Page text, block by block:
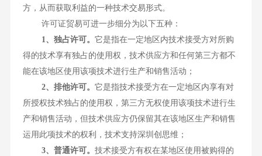
方，从而获取利益的一种技术交易形式。
许可证贸易可进一步细分为以下五种：
1、独占许可。它是指在一定地区内技术接受方对所购
得的技术享有独占的使用权，技术供应方和任何第三方都不
能在该地区使用该项技术进行生产和销售活动；
2、排他许可。它是指技术接受方在一定地区内享有对
所授权技术独占的使用权，第三方无权使用该项技术进行生
产和销售活动，但技术供应方仍保留其在该地区生产和销售
运用此项技术的权利，技术支持深圳创思维；
3、普通许可。技术接受方有权在某地区使用被购得的